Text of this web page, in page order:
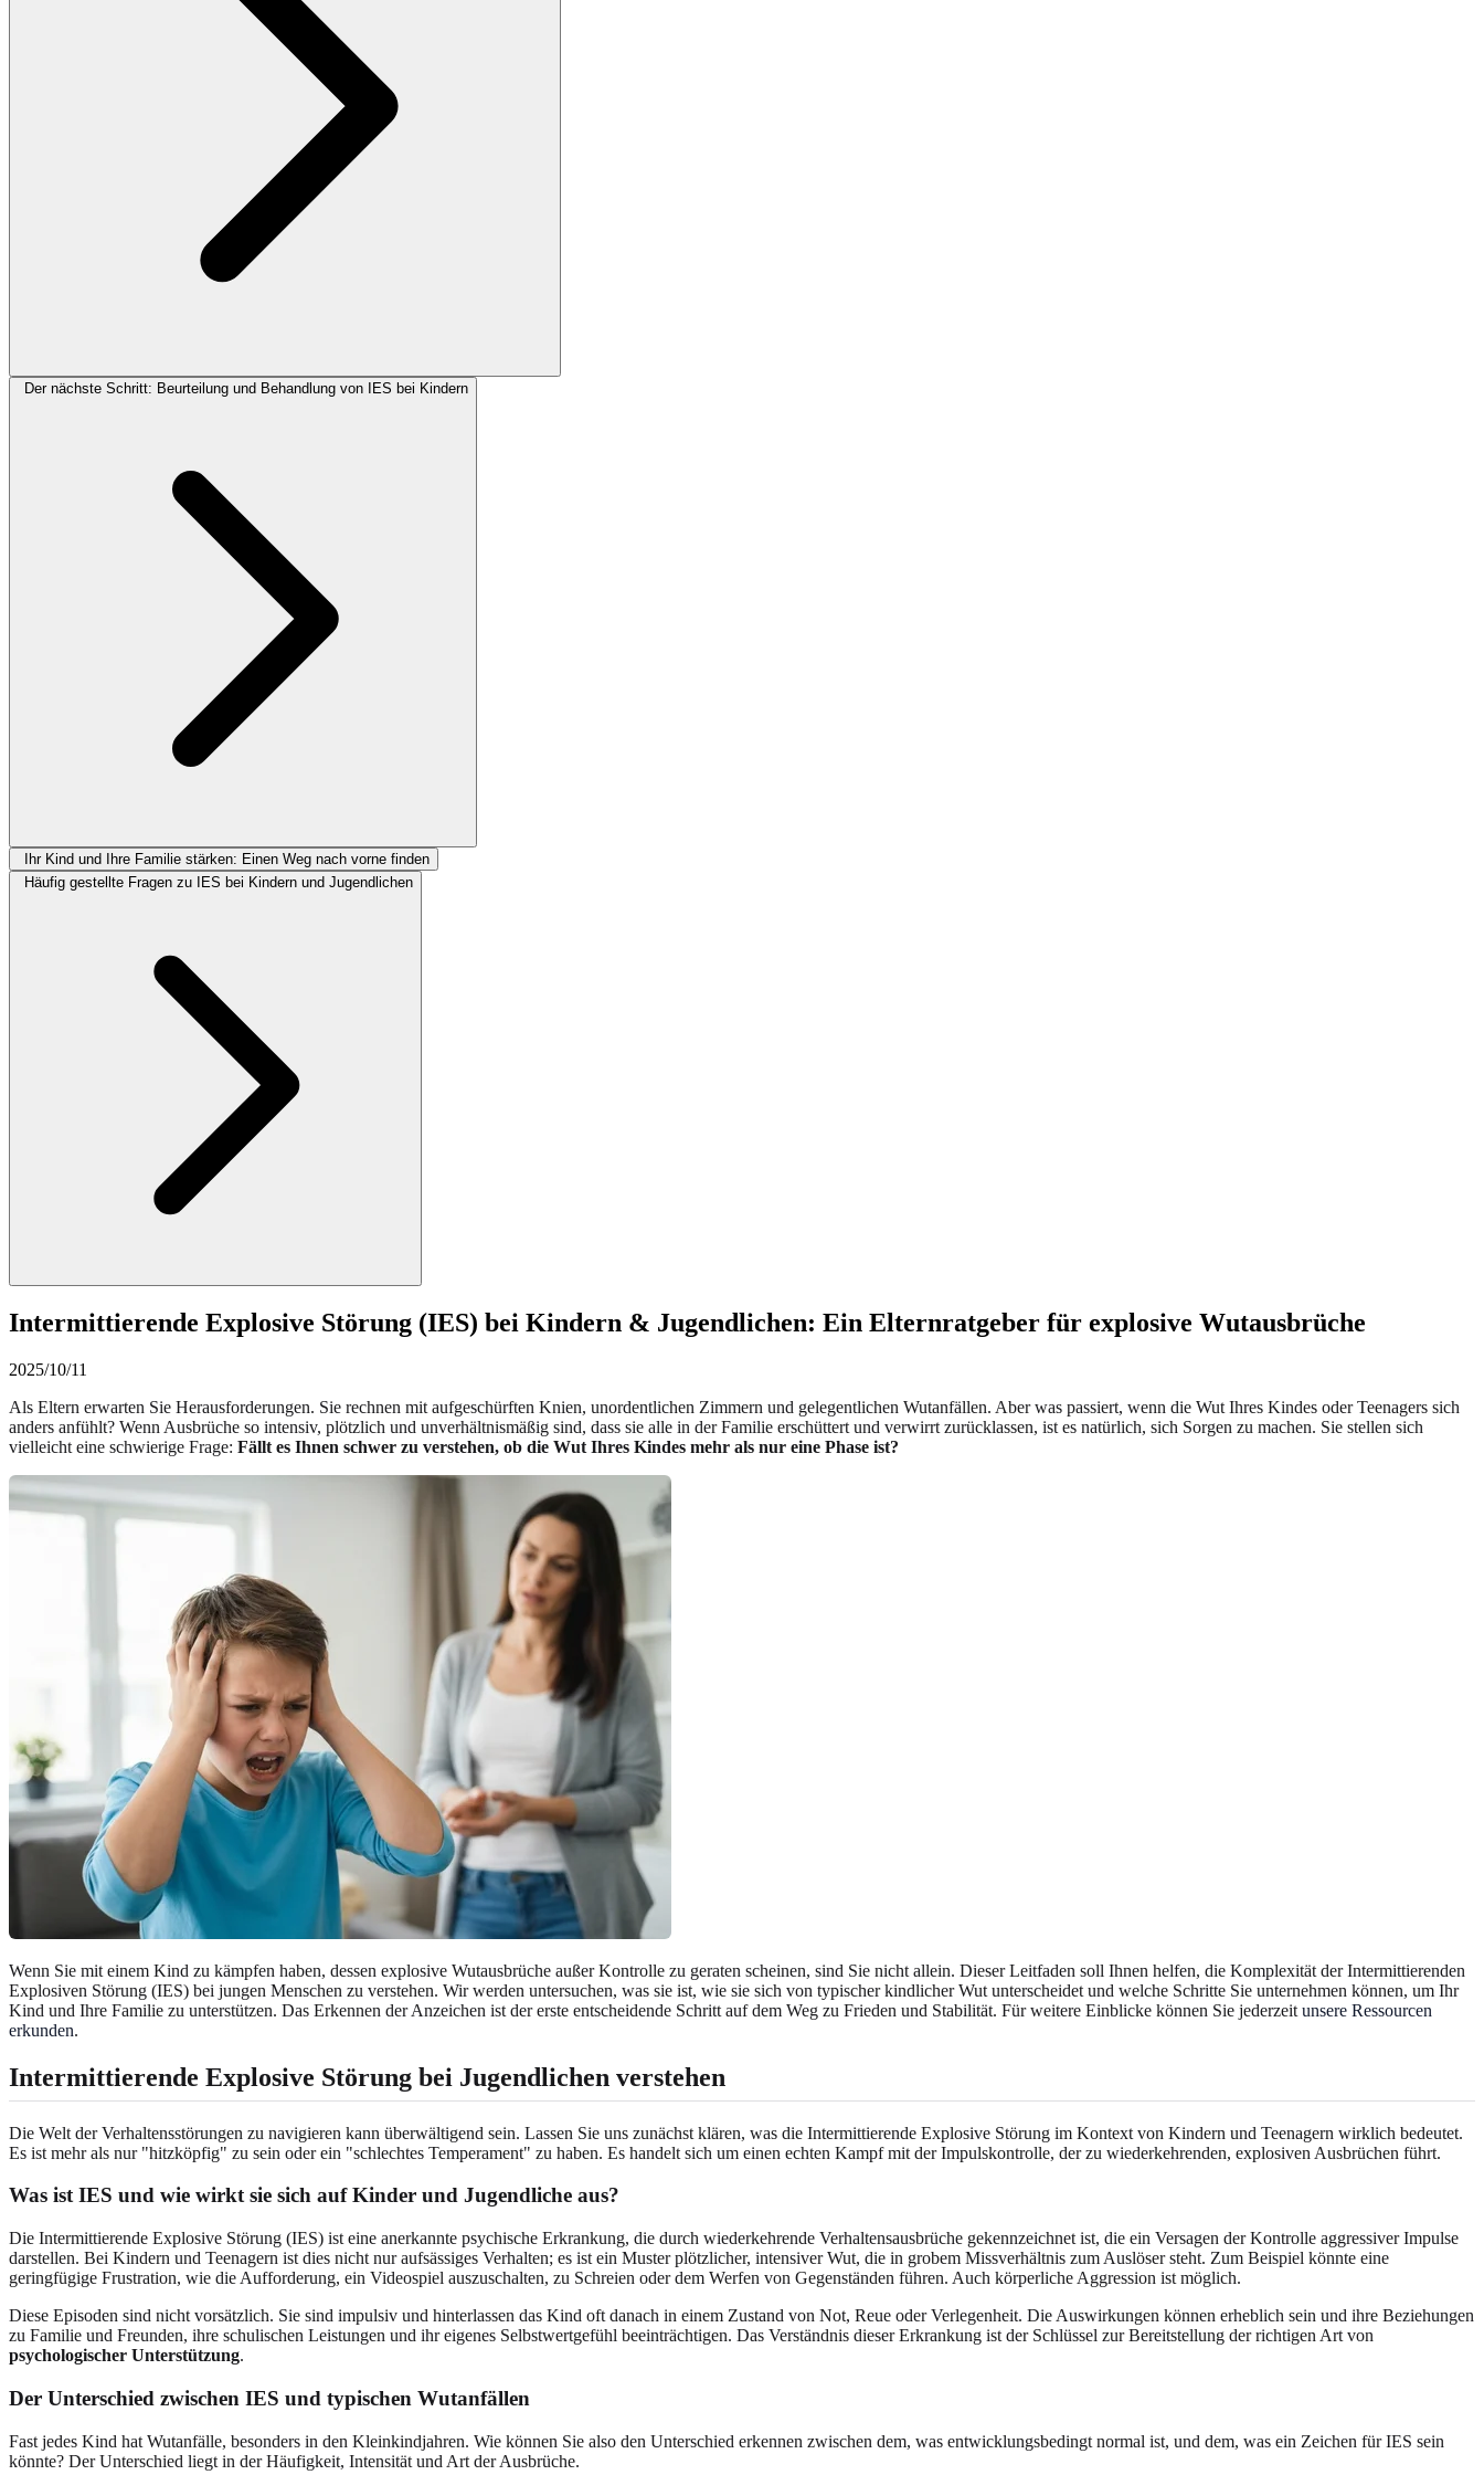
Der nächste Schritt: Beurteilung und Behandlung von IES bei Kindern
Ihr Kind und Ihre Familie stärken: Einen Weg nach vorne finden
Häufig gestellte Fragen zu IES bei Kindern und Jugendlichen
Intermittierende Explosive Störung (IES) bei Kindern & Jugendlichen: Ein Elternratgeber für explosive Wutausbrüche
2025/10/11
Als Eltern erwarten Sie Herausforderungen. Sie rechnen mit aufgeschürften Knien, unordentlichen Zimmern und gelegentlichen Wutanfällen. Aber was passiert, wenn die Wut Ihres Kindes oder Teenagers sich
anders anfühlt? Wenn Ausbrüche so intensiv, plötzlich und unverhältnismäßig sind, dass sie alle in der Familie erschüttert und verwirrt zurücklassen, ist es natürlich, sich Sorgen zu machen. Sie stellen sich
vielleicht eine schwierige Frage: Fällt es Ihnen schwer zu verstehen, ob die Wut Ihres Kindes mehr als nur eine Phase ist?
Wenn Sie mit einem Kind zu kämpfen haben, dessen explosive Wutausbrüche außer Kontrolle zu geraten scheinen, sind Sie nicht allein. Dieser Leitfaden soll Ihnen helfen, die Komplexität der Intermittierenden
Explosiven Störung (IES) bei jungen Menschen zu verstehen. Wir werden untersuchen, was sie ist, wie sie sich von typischer kindlicher Wut unterscheidet und welche Schritte Sie unternehmen können, um Ihr
Kind und Ihre Familie zu unterstützen. Das Erkennen der Anzeichen ist der erste entscheidende Schritt auf dem Weg zu Frieden und Stabilität. Für weitere Einblicke können Sie jederzeit unsere Ressourcen
erkunden.
Intermittierende Explosive Störung bei Jugendlichen verstehen
Die Welt der Verhaltensstörungen zu navigieren kann überwältigend sein. Lassen Sie uns zunächst klären, was die Intermittierende Explosive Störung im Kontext von Kindern und Teenagern wirklich bedeutet.
Es ist mehr als nur "hitzköpfig" zu sein oder ein "schlechtes Temperament" zu haben. Es handelt sich um einen echten Kampf mit der Impulskontrolle, der zu wiederkehrenden, explosiven Ausbrüchen führt.
Was ist IES und wie wirkt sie sich auf Kinder und Jugendliche aus?
Die Intermittierende Explosive Störung (IES) ist eine anerkannte psychische Erkrankung, die durch wiederkehrende Verhaltensausbrüche gekennzeichnet ist, die ein Versagen der Kontrolle aggressiver Impulse
darstellen. Bei Kindern und Teenagern ist dies nicht nur aufsässiges Verhalten; es ist ein Muster plötzlicher, intensiver Wut, die in grobem Missverhältnis zum Auslöser steht. Zum Beispiel könnte eine
geringfügige Frustration, wie die Aufforderung, ein Videospiel auszuschalten, zu Schreien oder dem Werfen von Gegenständen führen. Auch körperliche Aggression ist möglich.
Diese Episoden sind nicht vorsätzlich. Sie sind impulsiv und hinterlassen das Kind oft danach in einem Zustand von Not, Reue oder Verlegenheit. Die Auswirkungen können erheblich sein und ihre Beziehungen
zu Familie und Freunden, ihre schulischen Leistungen und ihr eigenes Selbstwertgefühl beeinträchtigen. Das Verständnis dieser Erkrankung ist der Schlüssel zur Bereitstellung der richtigen Art von
psychologischer Unterstützung.
Der Unterschied zwischen IES und typischen Wutanfällen
Fast jedes Kind hat Wutanfälle, besonders in den Kleinkindjahren. Wie können Sie also den Unterschied erkennen zwischen dem, was entwicklungsbedingt normal ist, und dem, was ein Zeichen für IES sein
könnte? Der Unterschied liegt in der Häufigkeit, Intensität und Art der Ausbrüche.